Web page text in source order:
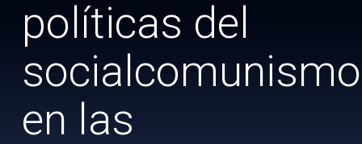
políticas del
socialcomunismo
en las